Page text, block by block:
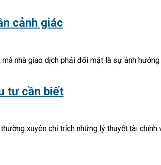
cảnh giác
nhà giao dịch phải đối mặt là sự ảnh
tư cần biết
xuyên chỉ trích những lý thuyết tài